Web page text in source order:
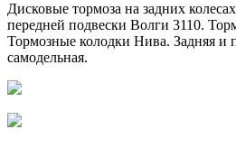
Дисковые тормоза на задних
передней подвески Волги 3110.
Тормозные колодки Нива. Задняя и
самодельная.